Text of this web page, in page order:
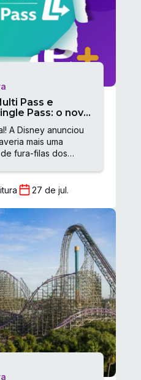
Pass e
Pass: o novo
da Disney
A Disney anunciou
mais uma
fura-filas dos
dia 24 de julho de 2024! O...
27 de jul.